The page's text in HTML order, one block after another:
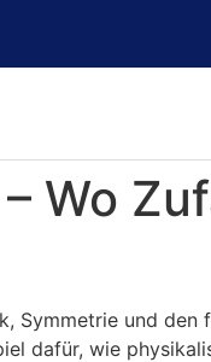
Wo
Symmetrie und den
dafür, wie